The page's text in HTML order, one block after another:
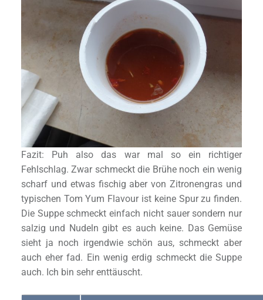
Fazit: Puh also das war mal so ein richtiger
Fehlschlag. Zwar schmeckt die Brühe noch ein wenig
scharf und etwas fischig aber von Zitronengras und
typischen Tom Yum Flavour ist keine Spur zu finden.
Die Suppe schmeckt einfach nicht sauer sondern nur
salzig und Nudeln gibt es auch keine. Das Gemüse
sieht ja noch irgendwie schön aus, schmeckt aber
auch eher fad. Ein wenig erdig schmeckt die Suppe
auch. Ich bin sehr enttäuscht.